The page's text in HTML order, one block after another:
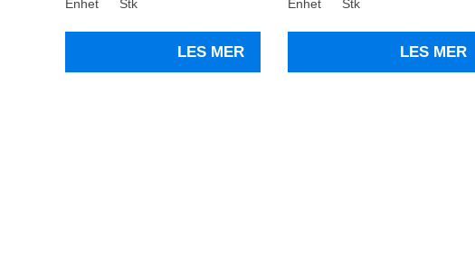
Enhet
Stk
LES MER
Enhet
Stk
LES MER